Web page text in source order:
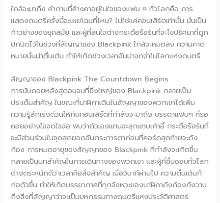
ใกล้จะมาถึง คำถามที่ค้างคาอยู่ในใจของแฟน ๆ ทั่วโลกคือ การ
แสดงดนตรีครั้งนี้จะเผยโฉมที่ไหน? ไม่ใช่แค่คอนเสิร์ตเท่านั้น มันเป็น
ก้าวย่างของยุคสมัย และผู้ที่สนใจต่างกระตือรือร้นที่จะไขปริศนาที่ถูก
ปกปิดไว้ในช่วงที่สัญญาของ Blackpink ใกล้จะหมดลง ความคาด
หมายนั้นน่าตื่นเต้น ทำให้เกิดช่วงเวลาอันน่าจดจำในโลกแห่งดนตรี
สัญญาของ Blackpink The Countdown Begins
การนับถอยหลังสู่ตอนจบที่ยิ่งใหญ่ของ Blackpink กลายเป็น
ประเด็นสำคัญ ในขณะที่นาฬิกาเดินในสัญญาของพวกเขาได้เพิ่ม
ความรู้สึกเร่งด่วนให้กับคอนเสิร์ตที่กำลังจะมาถึง บรรดาแฟนๆ ที่รอ
คอยอย่างใจจดใจจ่อ พบว่าตัวเองแทบจะลุกแทบเก้าอี้ กระตือรือร้นที่
จะมีส่วนร่วมในจุดสุดยอดอันตระการตาก่อนที่คอร์ดสุดท้ายจะดัง
ก้อง การหมดอายุของสัญญาของ Blackpink ที่กำลังจะเกิดขึ้น
กลายเป็นบทสำคัญในการเดินทางของพวกเขา และผู้ที่ชื่นชอบทั่วโลก
ต่างตระหนักดีว่าเวลาคือสิ่งสำคัญ เมื่อวินาทีผ่านไป ความตื่นเต้นก็
ก่อตัวขึ้น ทำให้เกิดบรรยากาศที่ทุกจังหวะของนาฬิกาดังก้องกังวาน
ถึงสิ่งที่สัญญาว่าจะเป็นมหกรรมทางดนตรีแห่งประวัติศาสตร์